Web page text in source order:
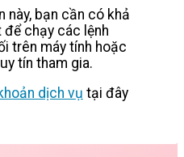
này, bạn cần có khả
chạy các lệnh
trên máy tính hoặc
tín tham gia.
dịch vụ tại đây